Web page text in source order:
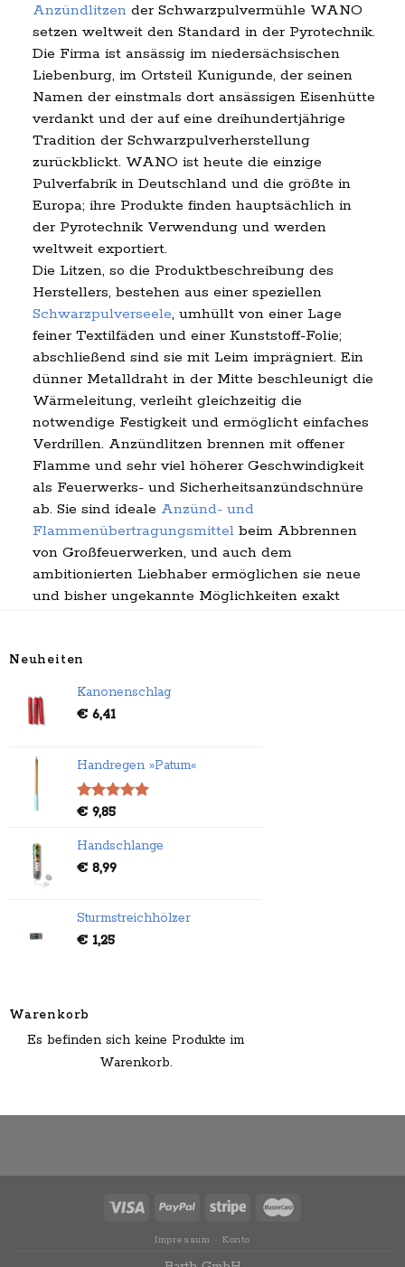
Anzündlitzen der Schwarzpulvermühle WANO
setzen weltweit den Standard in der Pyrotechnik.
Die Firma ist ansässig im niedersächsischen
Liebenburg, im Ortsteil Kunigunde, der seinen
Namen der einstmals dort ansässigen Eisenhütte
verdankt und der auf eine dreihundertjährige
Tradition der Schwarzpulverherstellung
zurückblickt. WANO ist heute die einzige
Pulverfabrik in Deutschland und die größte in
Europa; ihre Produkte finden hauptsächlich in
der Pyrotechnik Verwendung und werden
weltweit exportiert.
Die Litzen, so die Produktbeschreibung des
Herstellers, bestehen aus einer speziellen
Schwarzpulverseele, umhüllt von einer Lage
feiner Textilfäden und einer Kunststoff-Folie;
abschließend sind sie mit Leim imprägniert. Ein
dünner Metalldraht in der Mitte beschleunigt die
Wärmeleitung, verleiht gleichzeitig die
notwendige Festigkeit und ermöglicht einfaches
Verdrillen. Anzündlitzen brennen mit offener
Flamme und sehr viel höherer Geschwindigkeit
als Feuerwerks- und Sicherheitsanzündschnüre
ab. Sie sind ideale Anzünd- und
Flammenübertragungsmittel beim Abbrennen
von Großfeuerwerken, und auch dem
ambitionierten Liebhaber ermöglichen sie neue
und bisher ungekannte Möglichkeiten exakt
Neuheiten
Kanonenschlag
€ 6,41
Handregen »Patum«
Bewertet
von 5
€ 9,85
Handschlange
€ 8,99
Sturmstreichhölzer
€ 1,25
Warenkorb
Es befinden sich keine Produkte im
Warenkorb.
Impressum Konto